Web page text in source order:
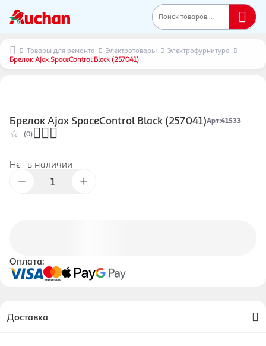
Поиск товаров...
Товары для ремонта Электротовары
Электрофурнитура
Брелок Ajax SpaceControl Black (257041)
Брелок Ajax SpaceControl Black (257041)Арт:41533
(0)
Нет в наличии
Оплата:
Доставка